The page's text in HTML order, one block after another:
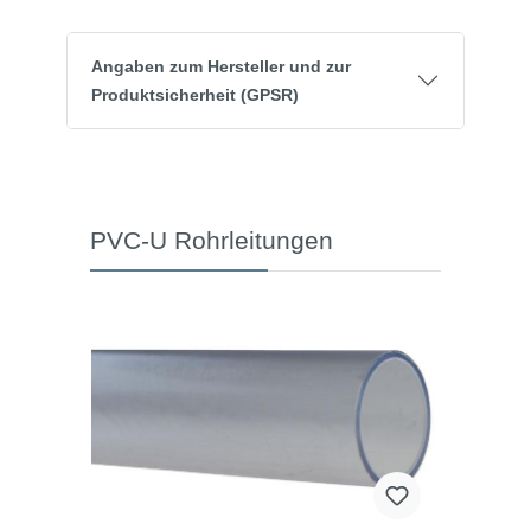
Angaben zum Hersteller und zur
Produktsicherheit (GPSR)
PVC-U Rohrleitungen